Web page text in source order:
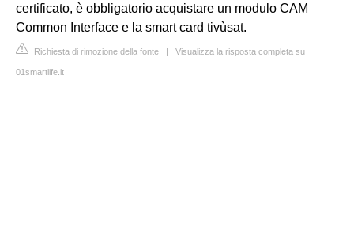
certificato, è obbligatorio acquistare un modulo CAM
Common Interface e la smart card tivùsat.
Richiesta di rimozione della fonte | Visualizza la risposta completa su
01smartlife.it